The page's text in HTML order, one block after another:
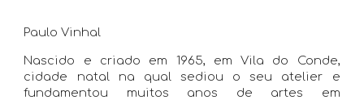
Paulo Vinhal
Nascido e criado em 1965, em Vila do Conde,
cidade natal na qual sediou o seu atelier e
fundamentou muitos anos de artes em